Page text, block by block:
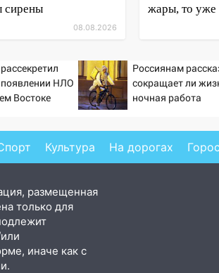
сирены
08.08.2026
жары, то уже
НЛО
Востоке
Россиянам
сокращает ли
ночная работа
Культура На дорогах
размещенная
только для
иначе как с